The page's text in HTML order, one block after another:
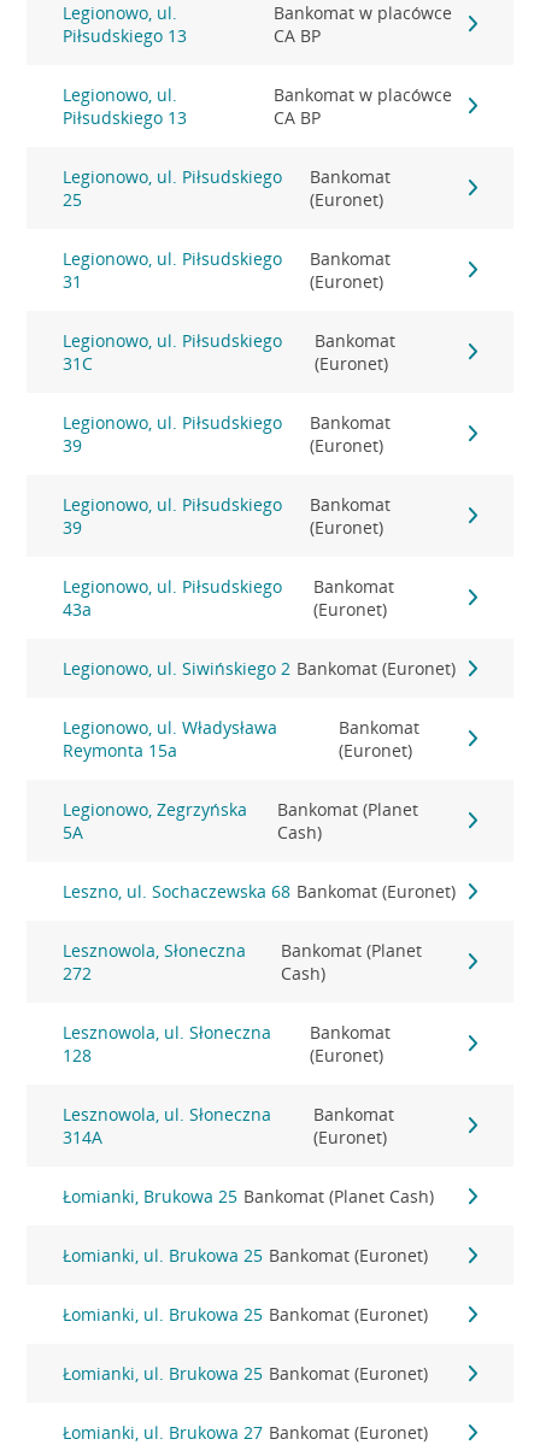
Legionowo, ul.
Piłsudskiego 13
Bankomat w placówce
CA BP
Legionowo, ul.
Piłsudskiego 13
Bankomat w placówce
CA BP
Legionowo, ul. Piłsudskiego
25
Bankomat
(Euronet)
Legionowo, ul. Piłsudskiego
31
Bankomat
(Euronet)
Legionowo, ul. Piłsudskiego
31C
Bankomat
(Euronet)
Legionowo, ul. Piłsudskiego
39
Bankomat
(Euronet)
Legionowo, ul. Piłsudskiego
39
Bankomat
(Euronet)
Legionowo, ul. Piłsudskiego
43a
Bankomat
(Euronet)
Legionowo, ul. Siwińskiego 2 Bankomat (Euronet)
Legionowo, ul. Władysława
Reymonta 15a
Bankomat
(Euronet)
Legionowo, Zegrzyńska
5A
Bankomat (Planet
Cash)
Leszno, ul. Sochaczewska 68 Bankomat (Euronet)
Lesznowola, Słoneczna
272
Bankomat (Planet
Cash)
Lesznowola, ul. Słoneczna
128
Bankomat
(Euronet)
Lesznowola, ul. Słoneczna
314A
Bankomat
(Euronet)
Łomianki, Brukowa 25 Bankomat (Planet Cash)
Łomianki, ul. Brukowa 25 Bankomat (Euronet)
Łomianki, ul. Brukowa 25 Bankomat (Euronet)
Łomianki, ul. Brukowa 25 Bankomat (Euronet)
Łomianki, ul. Brukowa 27 Bankomat (Euronet)